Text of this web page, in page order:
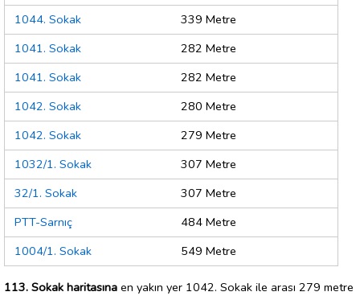
1044. Sokak
339 Metre
1041. Sokak
282 Metre
1041. Sokak
282 Metre
1042. Sokak
280 Metre
1042. Sokak
279 Metre
1032/1. Sokak
307 Metre
32/1. Sokak
307 Metre
PTT-Sarnıç
484 Metre
1004/1. Sokak
549 Metre
113. Sokak haritasına en yakın yer 1042. Sokak ile arası 279 metre